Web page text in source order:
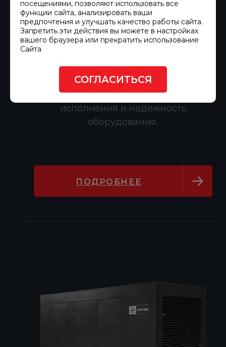
индивидуальные особенности
каждого объекта. Мы обеспечиваем
полный цикл работ — от выбора
фундамента до пусконаладочных
работ и тестового запуска,
гарантируя безупречное качество
исполнения и надежность
оборудования.
ПОДРОБНЕЕ
посещениями, позволяют использовать все
функции сайта, анализировать ваши
предпочтения и улучшать качество работы сайта.
Запретить эти действия вы можете в настройках
вашего браузера или прекратить использование
Сайта
СОГЛАСИТЬСЯ